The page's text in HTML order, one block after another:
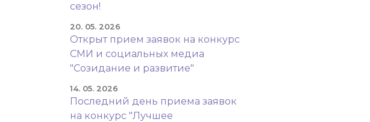
сезон!
20. 05. 2026
Открыт прием заявок на конкурс
СМИ и социальных медиа
"Созидание и развитие"
14. 05. 2026
Последний день приема заявок
на конкурс "Лучшее